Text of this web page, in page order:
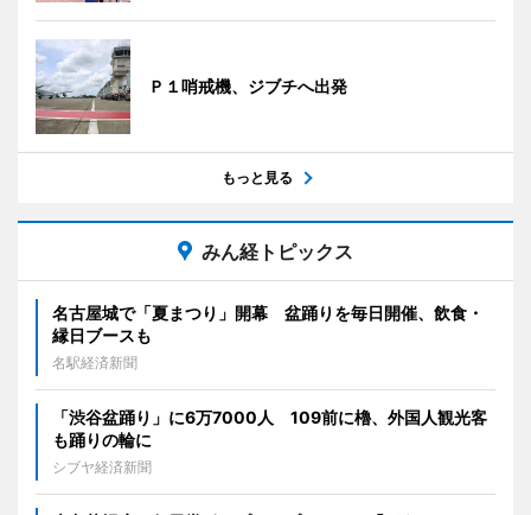
Ｐ１哨戒機、ジブチへ出発
もっと見る
みん経トピックス
名古屋城で「夏まつり」開幕 盆踊りを毎日開催、飲食・
縁日ブースも
名駅経済新聞
「渋谷盆踊り」に6万7000人 109前に櫓、外国人観光客
も踊りの輪に
シブヤ経済新聞